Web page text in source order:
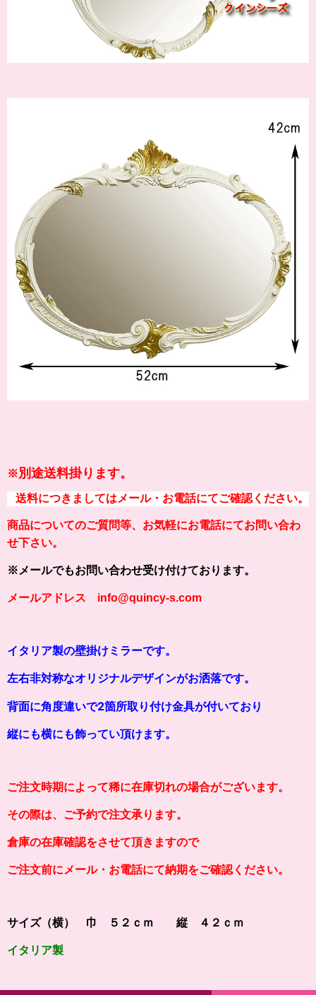
※別途送料掛ります。
送料につきましてはメール・お電話にてご確認ください。
商品についてのご質問等、お気軽にお電話にてお問い合わ
せ下さい。
※メールでもお問い合わせ受け付けております。
メールアドレス info@quincy-s.com
イタリア製の壁掛けミラーです。
左右非対称なオリジナルデザインがお洒落です。
背面に角度違いで2箇所取り付け金具が付いており
縦にも横にも飾ってい頂けます。
ご注文時期によって稀に在庫切れの場合がございます。
その際は、ご予約で注文承ります。
倉庫の在庫確認をさせて頂きますので
ご注文前にメール・お電話にて納期をご確認ください。
サイズ（横） 巾 ５２ｃｍ 縦 ４２ｃｍ
イタリア製